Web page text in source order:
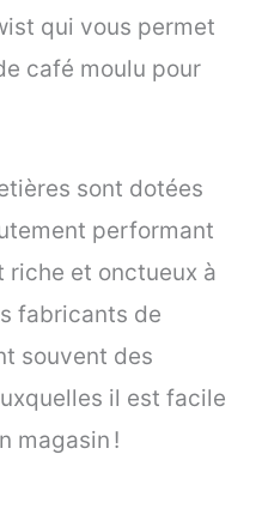
qui vous permet
café moulu pour
sont dotées
performant
riche et onctueux à
fabricants de
souvent des
il est facile
magasin !